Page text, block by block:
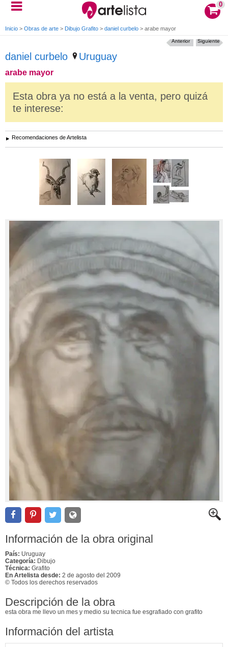
0
Inicio > Obras de arte > Dibujo Grafito > daniel curbelo > arabe mayor
daniel curbelo Uruguay
arabe mayor
Siguiente
Anterior
Esta obra ya no está a la venta, pero quizá
te interese:
Recomendaciones de Artelista
Información de la obra original
País: Uruguay
Categoría: Dibujo
Técnica: Grafito
En Artelista desde: 2 de agosto del 2009
© Todos los derechos reservados
Descripción de la obra
esta obra me llevo un mes y medio su tecnica fue esgrafiado con grafito
Información del artista